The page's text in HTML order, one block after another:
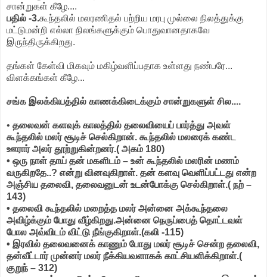
சான்றுகள் கீழே....
பதில் -3.கூந்தலில் மலரணிதல் பற்றிய மரபு முல்லை நிலத்துக்கு
மட்டுமன்றி எல்லா நிலங்களுக்கும் பொதுவானதாகவே
இருந்திருக்கிறது.
தங்கள் கேள்வி மிகவும் மகிழ்வளிப்பதாக உள்ளது நண்பரே...
விளக்கங்கள் கீழே...
சங்க இலக்கியத்தில் காணக்கிடைக்கும் சான்றுகளுள் சில....
• தலைவன் களவுக் காலத்தில் தலைவியைப் பார்த்து அவள்
கூந்தலில் மலர் சூடிச் செல்கிறான். கூந்தலில் மலரைக் கண்ட
ஊரார் அலர் தூற்றுகின்றனர்.( அகம் 180)
• ஒரு நாள் தாய் தன் மகளிடம் – உன் கூந்தலில் மலரின் மணம்
வருகிறதே..? என்று வினவுகிறாள். தன் களவு வெளிப்பட்டது என்ற
அஞ்சிய தலைவி, தலைவனுடன் உடன்போக்கு செல்கிறாள்.( நற் –
143)
• தலைவி கூந்தலில் மறைத்த மலர் அன்னை அக்கூந்தலை
அவிழ்க்கும் போது வீழ்கிறது.அன்னை நெருப்பைத் தொட்டவள்
போல அவ்விடம் விட்டு நீங்குகிறாள்.(கலி -115)
• இரவில் தலைவனைக் காணும் போது மலர் சூடிச் சென்ற தலைவி,
தன்வீட்டார் முன்னர் மலர் நீக்கியவளாகக் காட்சியளிக்கிறாள்.(
குறுந் – 312)